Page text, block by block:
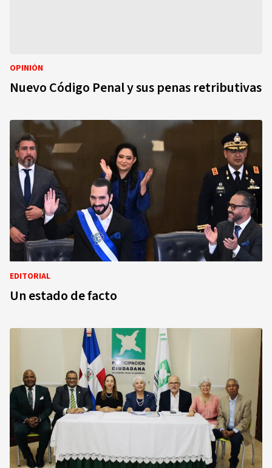
OPINIÓN
Nuevo Código Penal y sus penas retributivas
EDITORIAL
Un estado de facto